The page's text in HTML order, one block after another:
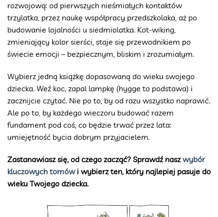
rozwojową: od pierwszych nieśmiałych kontaktów
trzylatka, przez naukę współpracy przedszkolaka, aż po
budowanie lojalności u siedmiolatka. Kot-wiking,
zmieniający kolor sierści, staje się przewodnikiem po
świecie emocji – bezpiecznym, bliskim i zrozumiałym.
Wybierz jedną książkę dopasowaną do wieku swojego
dziecka. Weź koc, zapal lampkę (hygge to podstawa) i
zacznijcie czytać. Nie po to, by od razu wszystko naprawić.
Ale po to, by każdego wieczoru budować razem
fundament pod coś, co będzie trwać przez lata:
umiejętność bycia dobrym przyjacielem.
Zastanawiasz się, od czego zacząć? Sprawdź nasz wybór
kluczowych tomów i wybierz ten, który najlepiej pasuje do
wieku Twojego dziecka.